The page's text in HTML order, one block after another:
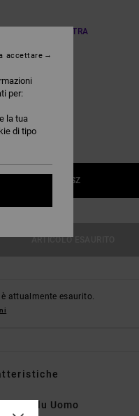
DI SCONTO EXTRA
1SZ
ARTICOLO ESAURITO
attualmente esaurito.
Blu Uomo
per:
la tua
di tipo
accettare